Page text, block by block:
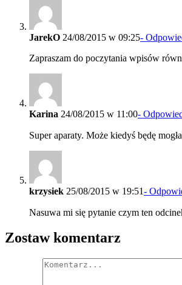
JarekO 24/08/2015 w 09:25-
Zapraszam do poczytania wpisów
Karina 24/08/2015 w 11:00-
Super aparaty. Może kiedyś będę
krzysiek 25/08/2015 w 19:51-
Nasuwa mi się pytanie czym ten
Zostaw komentarz